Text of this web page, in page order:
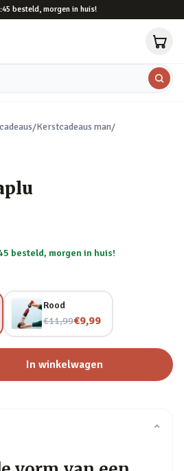
besteld, morgen in huis!
/Kerstcadeaus man/
besteld, morgen in huis!
Rood
€11,99
Nu voor€9,99
In winkelwagen
⌄